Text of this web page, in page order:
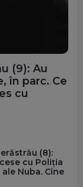
(9): Au
în parc. Ce
cu
(8):
cu Poliția
Nuba. Cine